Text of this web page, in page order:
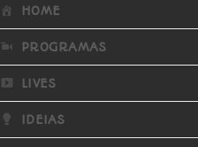
HOME
PROGRAMAS
LIVES
IDEIAS